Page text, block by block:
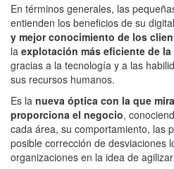
En términos generales, las
entienden los beneficios de su
y mejor conocimiento de los
la explotación más eficiente de
gracias a la tecnología y a las
sus recursos humanos.
Es la nueva óptica con la que
proporciona el negocio,
cada área, su comportamiento, las
posible corrección de desviaciones
organizaciones en la idea de